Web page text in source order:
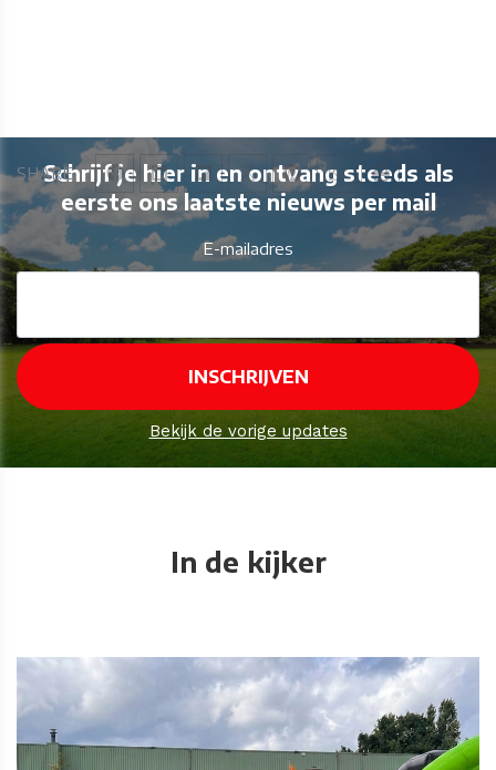
SHARESchrijf je hier in en ontvang steeds als
eerste ons laatste nieuws per mail
E-mailadres
Bekijk de vorige updates
In de kijker